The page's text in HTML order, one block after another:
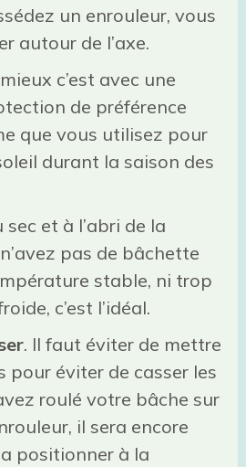
un enrouleur, vous
autour de l’axe.
c’est avec une
de préférence
que vous utilisez pour
durant la saison des
et à l’abri de la
pas de bâchette
stable, ni trop
c’est l’idéal.
. Il faut éviter de mettre
pour éviter de casser les
roulé votre bâche sur
il sera encore
positionner à la